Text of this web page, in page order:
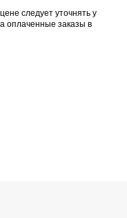
следует уточнять у
оплаченные заказы в